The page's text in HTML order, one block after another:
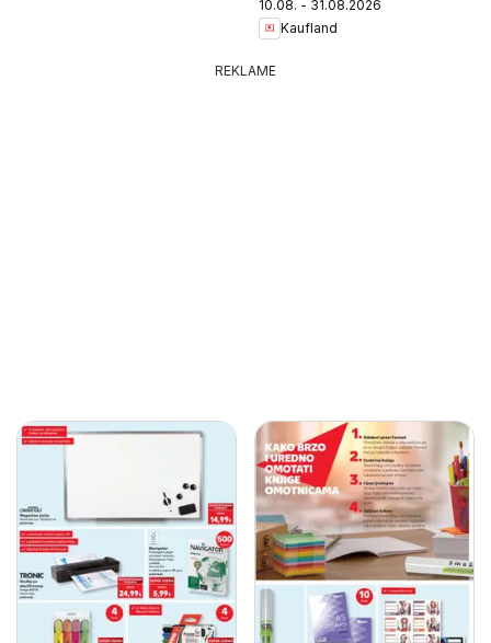
10.08. - 31.08.2026
Kaufland
REKLAME